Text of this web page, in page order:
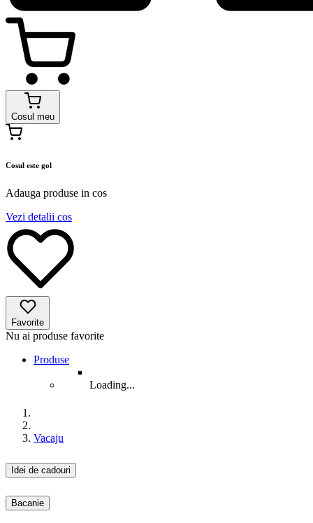
Cosul meu
Cosul este gol
Adauga produse in cos
Vezi detalii cos
Favorite
Nu ai produse favorite
Produse
Loading...
Vacaju
Idei de cadouri
Bacanie